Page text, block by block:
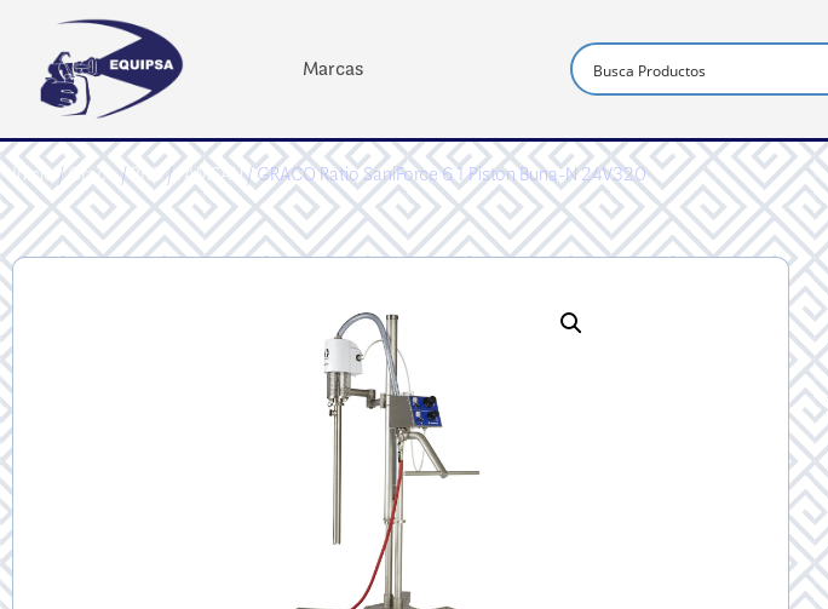
Marcas
Inicio/Graco/PRO/FAMSAN/ GRACO Ratio SaniForce 6 1 Piston Buna-N 24V320